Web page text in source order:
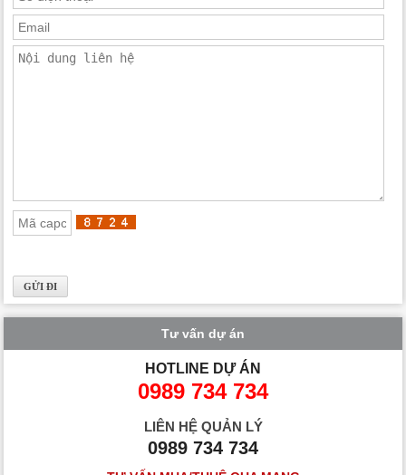
Tư vấn dự án
HOTLINE DỰ ÁN
0989 734 734
LIÊN HỆ QUẢN LÝ
0989 734 734